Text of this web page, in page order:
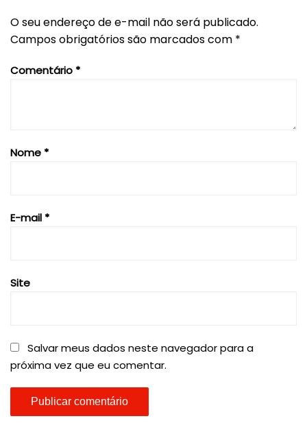
O seu endereço de e-mail não será publicado.
Campos obrigatórios são marcados com *
Comentário *
Nome *
E-mail *
Site
Salvar meus dados neste navegador para a
próxima vez que eu comentar.